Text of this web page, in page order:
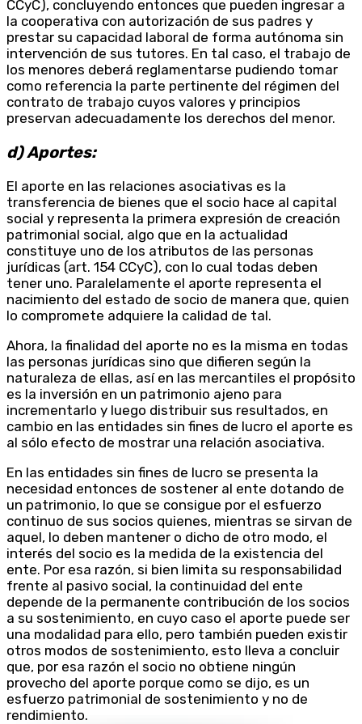
CCyC), concluyendo entonces que pueden ingresar a
la cooperativa con autorización de sus padres y
prestar su capacidad laboral de forma autónoma sin
intervención de sus tutores. En tal caso, el trabajo de
los menores deberá reglamentarse pudiendo tomar
como referencia la parte pertinente del régimen del
contrato de trabajo cuyos valores y principios
preservan adecuadamente los derechos del menor.
d) Aportes:
El aporte en las relaciones asociativas es la
transferencia de bienes que el socio hace al capital
social y representa la primera expresión de creación
patrimonial social, algo que en la actualidad
constituye uno de los atributos de las personas
jurídicas (art. 154 CCyC), con lo cual todas deben
tener uno. Paralelamente el aporte representa el
nacimiento del estado de socio de manera que, quien
lo compromete adquiere la calidad de tal.
Ahora, la finalidad del aporte no es la misma en todas
las personas jurídicas sino que difieren según la
naturaleza de ellas, así en las mercantiles el propósito
es la inversión en un patrimonio ajeno para
incrementarlo y luego distribuir sus resultados, en
cambio en las entidades sin fines de lucro el aporte es
al sólo efecto de mostrar una relación asociativa.
En las entidades sin fines de lucro se presenta la
necesidad entonces de sostener al ente dotando de
un patrimonio, lo que se consigue por el esfuerzo
continuo de sus socios quienes, mientras se sirvan de
aquel, lo deben mantener o dicho de otro modo, el
interés del socio es la medida de la existencia del
ente. Por esa razón, si bien limita su responsabilidad
frente al pasivo social, la continuidad del ente
depende de la permanente contribución de los socios
a su sostenimiento, en cuyo caso el aporte puede ser
una modalidad para ello, pero también pueden existir
otros modos de sostenimiento, esto lleva a concluir
que, por esa razón el socio no obtiene ningún
provecho del aporte porque como se dijo, es un
esfuerzo patrimonial de sostenimiento y no de
rendimiento.